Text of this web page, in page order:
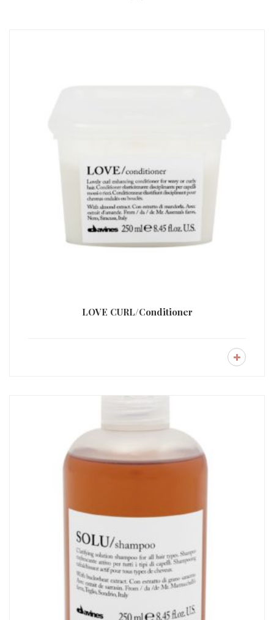
LOVE CURL/Conditioner